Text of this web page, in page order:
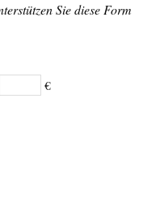
Sie diese Form
€